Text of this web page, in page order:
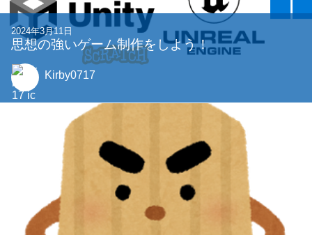
2024年3月11日
思想の強いゲーム制作をしよう！
Kirby0717